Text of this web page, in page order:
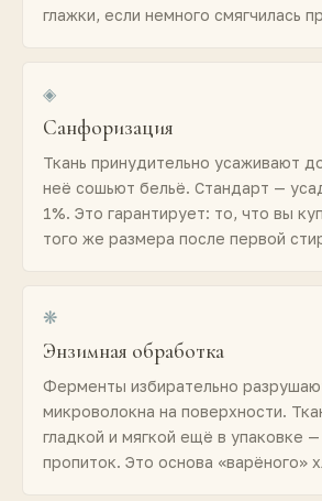
глажки, если немного смягчилась
◈
Санфоризация
Ткань принудительно усаживают
неё сошьют бельё. Стандарт —
1%. Это гарантирует: то, что вы
того же размера после первой
❋
Энзимная обработка
Ферменты избирательно
микроволокна на поверхности.
гладкой и мягкой ещё в упаковке
пропиток. Это основа «варёного»